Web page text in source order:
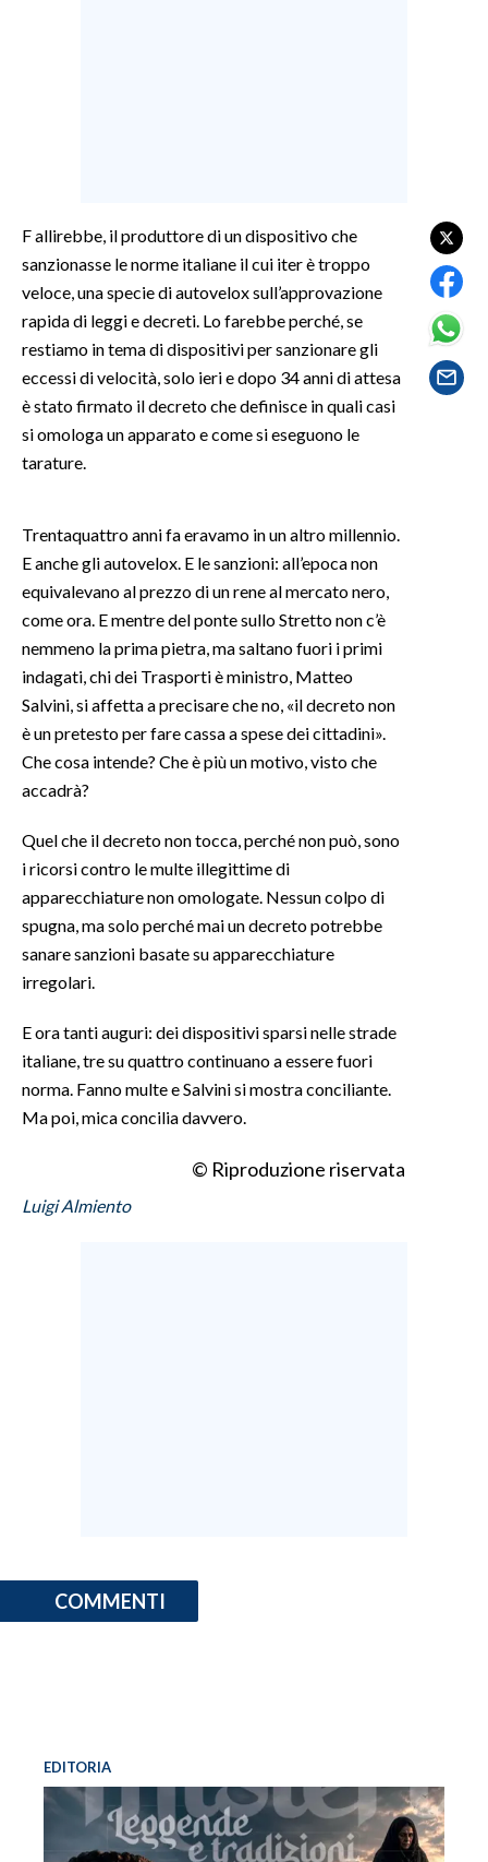
VOLLEY
MOTORI
TENNIS
CULTURA
SPETTACOLI
SALUTE
SARDEGNA TURISMO
SARDI NEL MONDO
NOTIZIE
#CARAUNIONE
INSULARITÀ
INFO AZIENDE
ABBONATI
NECROLOGI
PUBBLICITÀ
SPIAGGE
STORE
F allirebbe, il produttore di un dispositivo che
sanzionasse le norme italiane il cui iter è troppo
veloce, una specie di autovelox sull’approvazione
rapida di leggi e decreti. Lo farebbe perché, se
restiamo in tema di dispositivi per sanzionare gli
eccessi di velocità, solo ieri e dopo 34 anni di attesa
è stato firmato il decreto che definisce in quali casi
si omologa un apparato e come si eseguono le
tarature.
Trentaquattro anni fa eravamo in un altro millennio.
E anche gli autovelox. E le sanzioni: all’epoca non
equivalevano al prezzo di un rene al mercato nero,
come ora. E mentre del ponte sullo Stretto non c’è
nemmeno la prima pietra, ma saltano fuori i primi
indagati, chi dei Trasporti è ministro, Matteo
Salvini, si affetta a precisare che no, «il decreto non
è un pretesto per fare cassa a spese dei cittadini».
Che cosa intende? Che è più un motivo, visto che
accadrà?
Quel che il decreto non tocca, perché non può, sono
i ricorsi contro le multe illegittime di
apparecchiature non omologate. Nessun colpo di
spugna, ma solo perché mai un decreto potrebbe
sanare sanzioni basate su apparecchiature
irregolari.
E ora tanti auguri: dei dispositivi sparsi nelle strade
italiane, tre su quattro continuano a essere fuori
norma. Fanno multe e Salvini si mostra conciliante.
Ma poi, mica concilia davvero.
© Riproduzione riservata
Luigi Almiento
COMMENTI
EDITORIA